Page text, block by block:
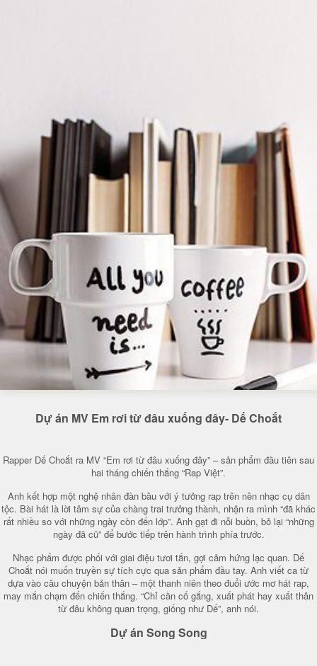
Dự án MV Em rơi từ đâu xuống đây- Dế Choắt
Rapper Dế Choắt ra MV “Em rơi từ đâu xuống đây” – sản phẩm đầu tiên sau
hai tháng chiến thắng “Rap Việt”.
Anh kết hợp một nghệ nhân đàn bầu với ý tưởng rap trên nền nhạc cụ dân
tộc. Bài hát là lời tâm sự của chàng trai trưởng thành, nhận ra mình “đã khác
rất nhiều so với những ngày còn đến lớp”. Anh gạt đi nỗi buồn, bỏ lại “những
ngày đã cũ” để bước tiếp trên hành trình phía trước.
Nhạc phẩm được phối với giai điệu tươi tắn, gợi cảm hứng lạc quan. Dế
Choắt nói muốn truyền sự tích cực qua sản phẩm đầu tay. Anh viết ca từ
dựa vào câu chuyện bản thân – một thanh niên theo đuổi ước mơ hát rap,
may mắn chạm đến chiến thắng. “Chỉ cần cố gắng, xuất phát hay xuất thân
từ đâu không quan trọng, giống như Dế”, anh nói.
Dự án Song Song